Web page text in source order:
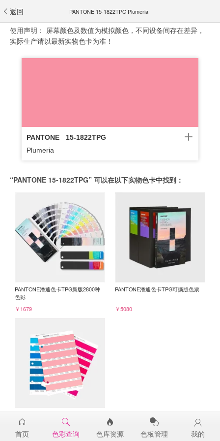
返回 PANTONE 15-1822TPG Plumeria
使用声明： 屏幕颜色及数值为模拟颜色，不同设备间存在差异，
实际生产请以最新实物色卡为准！
PANTONE
15-1822TPG
Plumeria
“PANTONE 15-1822TPG” 可以在以下实物色卡中找到：
PANTONE潘通色卡TPG新版2800种
色彩
￥1679
PANTONE潘通色卡TPG可撕版色票
￥5080
15-1822TPG
￥98
首页 色彩查询 色库资源 色板管理 我的